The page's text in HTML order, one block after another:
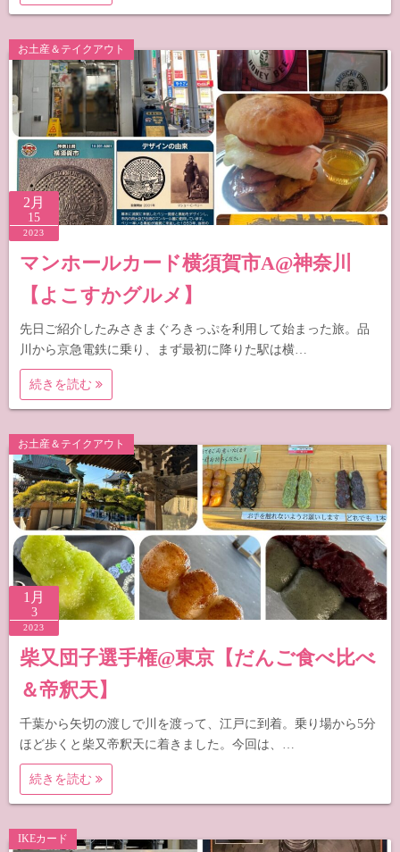
お土産＆テイクアウト
2月
15
2023
マンホールカード横須賀市A@神奈川
【よこすかグルメ】
先日ご紹介したみさきまぐろきっぷを利用して始まった旅。品
川から京急電鉄に乗り、まず最初に降りた駅は横…
続きを読む
お土産＆テイクアウト
1月
3
2023
柴又団子選手権@東京【だんご食べ比べ
＆帝釈天】
千葉から矢切の渡しで川を渡って、江戸に到着。乗り場から5分
ほど歩くと柴又帝釈天に着きました。今回は、…
続きを読む
IKEカード